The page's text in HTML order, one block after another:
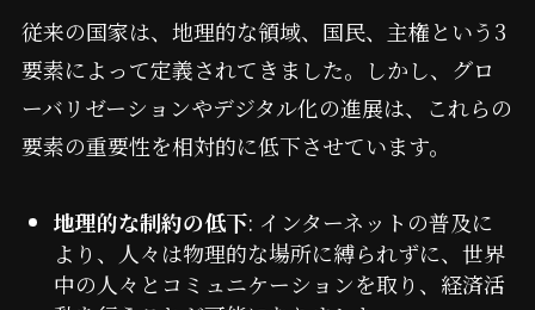
従来の国家は、地理的な領域、国民、主権という3
要素によって定義されてきました。しかし、グロ
ーバリゼーションやデジタル化の進展は、これらの
要素の重要性を相対的に低下させています。
地理的な制約の低下: インターネットの普及に
より、人々は物理的な場所に縛られずに、世界
中の人々とコミュニケーションを取り、経済活